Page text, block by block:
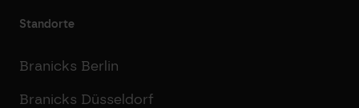
Standorte
Branicks Berlin
Branicks Düsseldorf